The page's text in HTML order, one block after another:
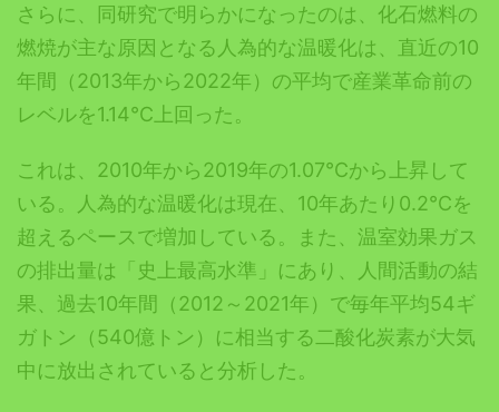
さらに、同研究で明らかになったのは、化石燃料の
燃焼が主な原因となる人為的な温暖化は、直近の10
年間（2013年から2022年）の平均で産業革命前の
レベルを1.14℃上回った。
これは、2010年から2019年の1.07℃から上昇して
いる。人為的な温暖化は現在、10年あたり0.2℃を
超えるペースで増加している。また、温室効果ガス
の排出量は「史上最高水準」にあり、人間活動の結
果、過去10年間（2012～2021年）で毎年平均54ギ
ガトン（540億トン）に相当する二酸化炭素が大気
中に放出されていると分析した。